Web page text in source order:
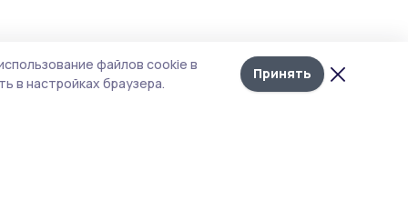
Лента
новостей
файлов cookie в
в настройках браузера.
Принять